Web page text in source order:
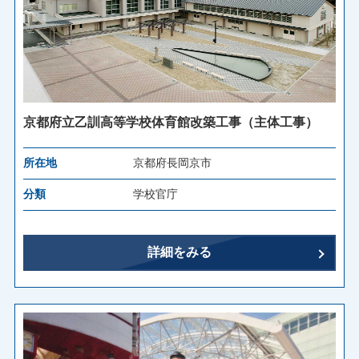
京都府立乙訓高等学校体育館改築工事（主体工事）
所在地 京都府長岡京市
分類 学校官庁
詳細をみる